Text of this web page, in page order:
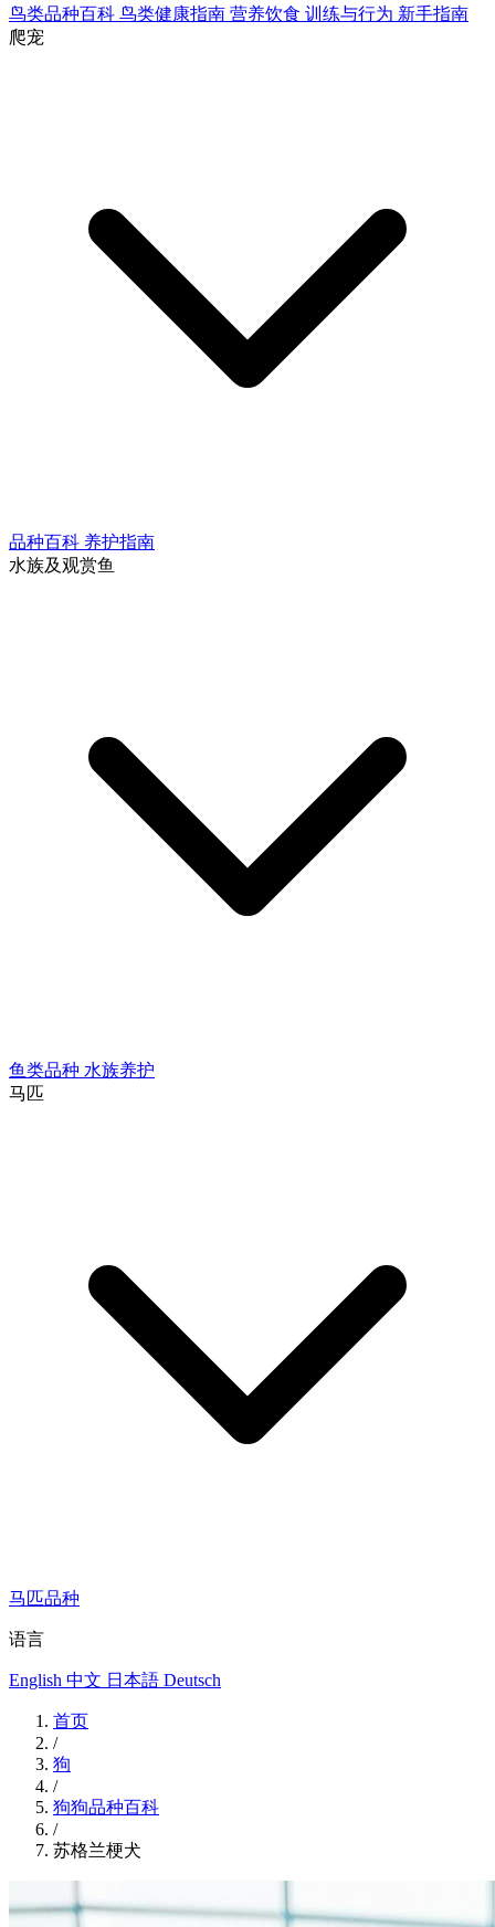
鸟类品种百科 鸟类健康指南 营养饮食 训练与行为 新手指南
爬宠
品种百科 养护指南
水族及观赏鱼
鱼类品种 水族养护
马匹
马匹品种
语言
English 中文 日本語 Deutsch
首页
/
狗
/
狗狗品种百科
/
苏格兰梗犬